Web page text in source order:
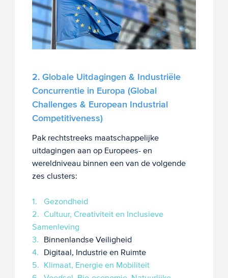
2. Globale Uitdagingen & Industriële
Concurrentie in Europa (Global
Challenges & European Industrial
Competitiveness)
Pak rechtstreeks maatschappelijke
uitdagingen aan op Europees- en
wereldniveau binnen een van de volgende
zes clusters:
Gezondheid
Cultuur, Creativiteit en Inclusieve
Samenleving
Binnenlandse Veiligheid
Digitaal, Industrie en Ruimte
Klimaat, Energie en Mobiliteit